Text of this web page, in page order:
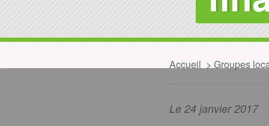
Accueil Groupes
Le 24 janvier 2017